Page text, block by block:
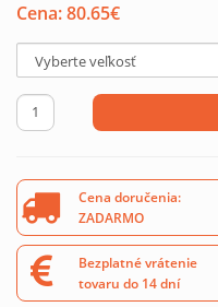
Cena:80.65€
Cena doručenia:
ZADARMO
Bezplatné vrátenie
tovaru do 14 dní